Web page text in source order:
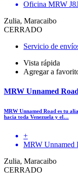
Oficina MRW
Zulia, Maracaibo
CERRADO
Servicio de
Vista rápida
Agregar a
MRW Unnamed
MRW Unnamed Road es tu
hacia toda Venezuela y el…
+
MRW Unnamed
Zulia, Maracaibo
CERRADO